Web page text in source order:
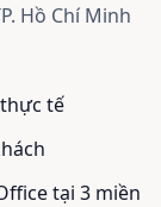
Hồ Chí Minh
tế
tại 3 miền